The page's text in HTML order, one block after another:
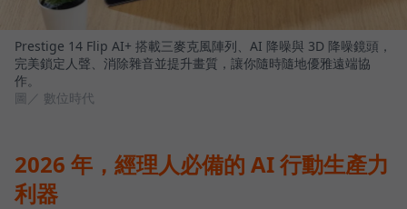
Prestige 14 Flip AI+ 搭載三麥克風陣列、AI 降噪與 3D 降噪鏡頭，
完美鎖定人聲、消除雜音並提升畫質，讓你隨時隨地優雅遠端協
作。
圖／ 數位時代
2026 年，經理人必備的 AI 行動生產力
利器